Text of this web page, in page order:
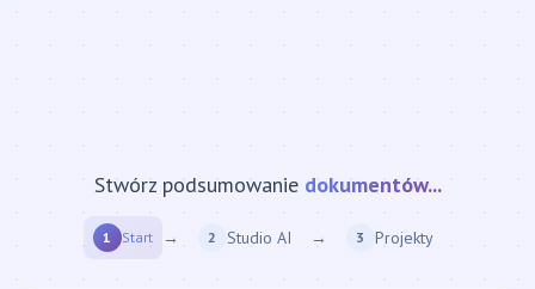
Stwórz podsumowanie strony internetowej...
1 Start → 2 Studio AI → 3 Projekty